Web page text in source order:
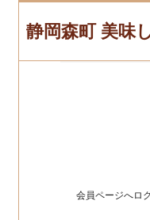
静岡森町 美味
会員ページへロ